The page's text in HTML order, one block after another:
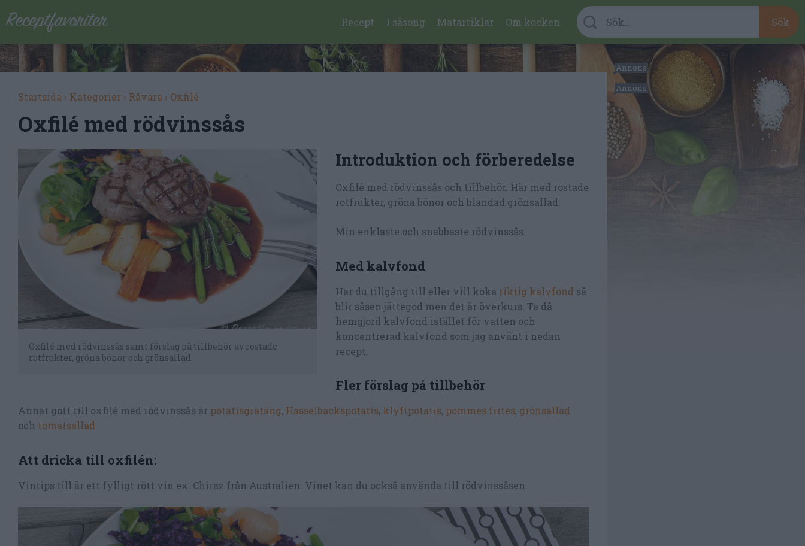
Recept I säsong Matartiklar Om kocken
Startsida › Kategorier › Råvara › Oxfilé
Oxfilé med rödvinssås
Oxfilé med rödvinssås samt förslag på tillbehör av rostade
rotfrukter, gröna bönor och grönsallad.
Introduktion och förberedelse
Oxfilé med rödvinssås och tillbehör. Här med rostade
rotfrukter, gröna bönor och blandad grönsallad.
Min enklaste och snabbaste rödvinssås.
Med kalvfond
Har du tillgång till eller vill koka riktig kalvfond så
blir såsen jättegod men det är överkurs. Ta då
hemgjord kalvfond istället för vatten och
koncentrerad kalvfond som jag använt i nedan
recept.
Fler förslag på tillbehör
Annat gott till oxfilé med rödvinssås är potatisgratäng, Hasselbackspotatis, klyftpotatis, pommes frites, grönsallad
och tomatsallad
Att dricka till oxfilén:
Vintips till är ett fylligt rött vin ex. Chiraz från Australien. Vinet kan du också använda till rödvinssåsen.